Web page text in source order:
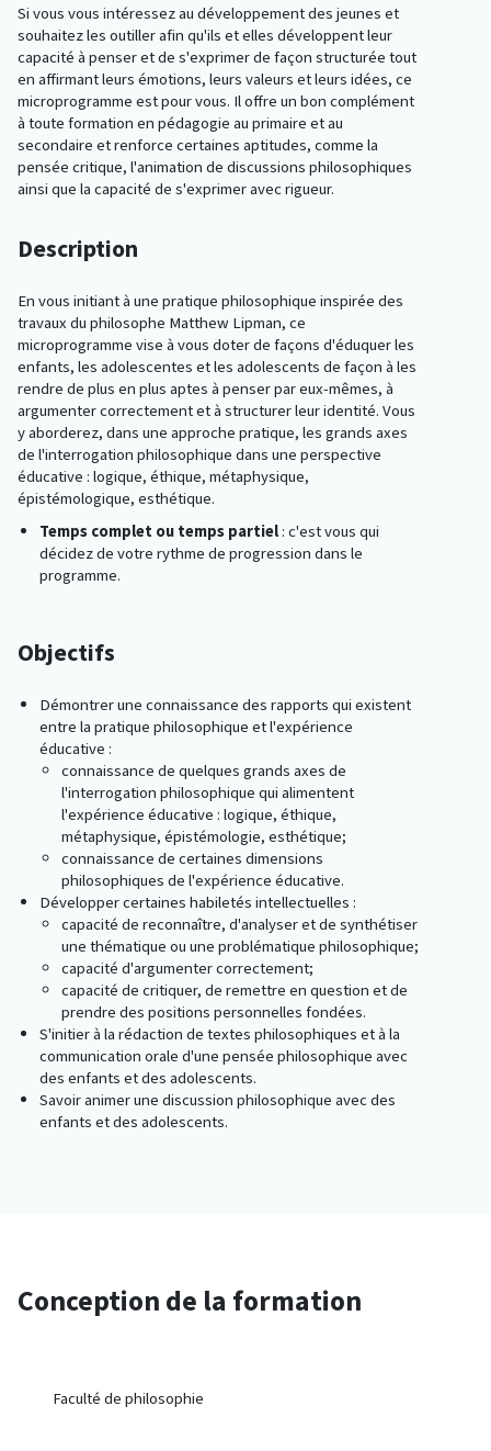
Si vous vous intéressez au développement des jeunes et
souhaitez les outiller afin qu'ils et elles développent leur
capacité à penser et de s'exprimer de façon structurée tout
en affirmant leurs émotions, leurs valeurs et leurs idées, ce
microprogramme est pour vous. Il offre un bon complément
à toute formation en pédagogie au primaire et au
secondaire et renforce certaines aptitudes, comme la
pensée critique, l'animation de discussions philosophiques
ainsi que la capacité de s'exprimer avec rigueur.
Description
En vous initiant à une pratique philosophique inspirée des
travaux du philosophe Matthew Lipman, ce
microprogramme vise à vous doter de façons d'éduquer les
enfants, les adolescentes et les adolescents de façon à les
rendre de plus en plus aptes à penser par eux-mêmes, à
argumenter correctement et à structurer leur identité. Vous
y aborderez, dans une approche pratique, les grands axes
de l'interrogation philosophique dans une perspective
éducative : logique, éthique, métaphysique,
épistémologique, esthétique.
Temps complet ou temps partiel : c'est vous qui
décidez de votre rythme de progression dans le
programme.
Objectifs
Démontrer une connaissance des rapports qui existent
entre la pratique philosophique et l'expérience
éducative :
connaissance de quelques grands axes de
l'interrogation philosophique qui alimentent
l'expérience éducative : logique, éthique,
métaphysique, épistémologie, esthétique;
connaissance de certaines dimensions
philosophiques de l'expérience éducative.
Développer certaines habiletés intellectuelles :
capacité de reconnaître, d'analyser et de synthétiser
une thématique ou une problématique philosophique;
capacité d'argumenter correctement;
capacité de critiquer, de remettre en question et de
prendre des positions personnelles fondées.
S'initier à la rédaction de textes philosophiques et à la
communication orale d'une pensée philosophique avec
des enfants et des adolescents.
Savoir animer une discussion philosophique avec des
enfants et des adolescents.
Conception de la formation
Faculté de philosophie